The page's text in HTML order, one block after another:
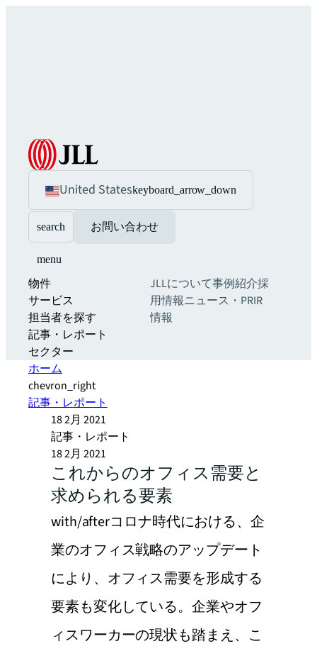
United Stateskeyboard_arrow_down
search お問い合わせ
menu
物件
サービス
担当者を探す
記事・レポート
セクター
JLLについて事例紹介採
用情報ニュース・PRIR
情報
ホーム
chevron_right
記事・レポート
18 2月 2021
記事・レポート
18 2月 2021
これからのオフィス需要と
求められる要素
with/afterコロナ時代における、企
業のオフィス戦略のアップデート
により、オフィス需要を形成する
要素も変化している。企業やオフ
ィスワーカーの現状も踏まえ、こ